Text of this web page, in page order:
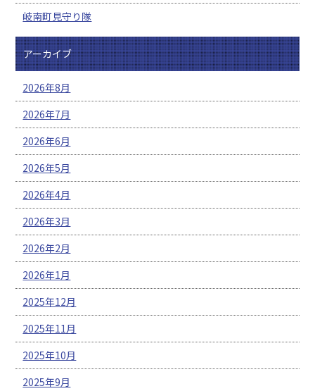
岐南町見守り隊
アーカイブ
2026年8月
2026年7月
2026年6月
2026年5月
2026年4月
2026年3月
2026年2月
2026年1月
2025年12月
2025年11月
2025年10月
2025年9月